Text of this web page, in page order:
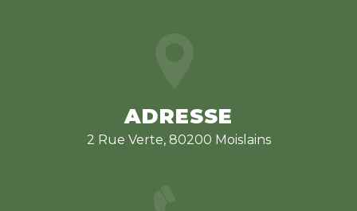
ADRESSE
2 Rue Verte, 80200 Moislains